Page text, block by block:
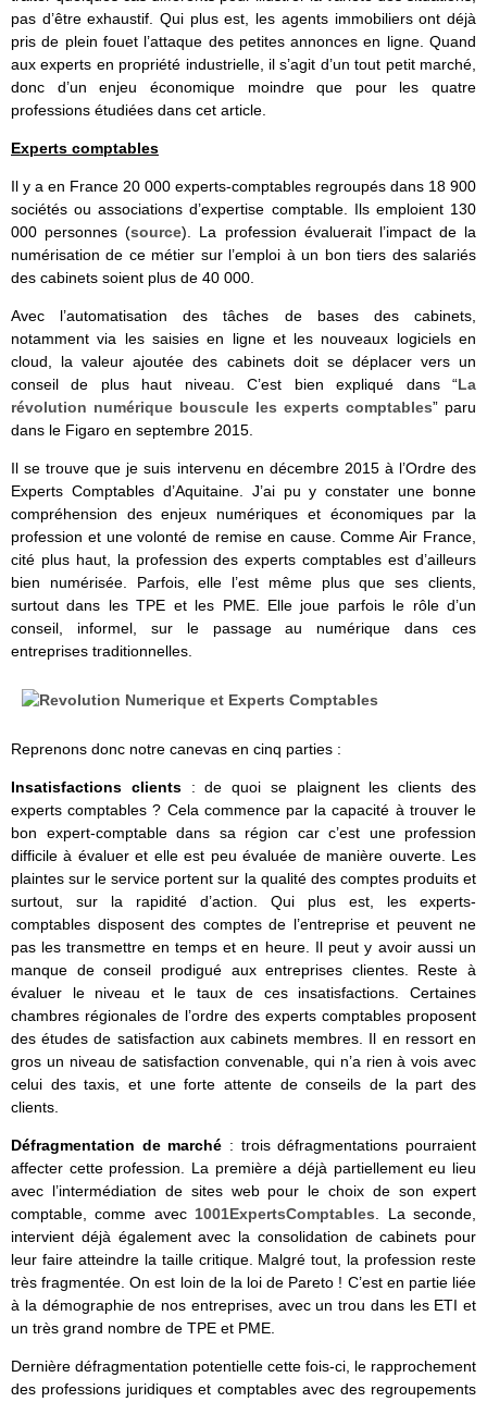
pas d’être exhaustif. Qui plus est, les agents immobiliers ont déjà
pris de plein fouet l’attaque des petites annonces en ligne. Quand
aux experts en propriété industrielle, il s’agit d’un tout petit marché,
donc d’un enjeu économique moindre que pour les quatre
professions étudiées dans cet article.
Experts comptables
Il y a en France 20 000 experts-comptables regroupés dans 18 900
sociétés ou associations d’expertise comptable. Ils emploient 130
000 personnes (source). La profession évaluerait l’impact de la
numérisation de ce métier sur l’emploi à un bon tiers des salariés
des cabinets soient plus de 40 000.
Avec l’automatisation des tâches de bases des cabinets,
notamment via les saisies en ligne et les nouveaux logiciels en
cloud, la valeur ajoutée des cabinets doit se déplacer vers un
conseil de plus haut niveau. C’est bien expliqué dans “La
révolution numérique bouscule les experts comptables” paru
dans le Figaro en septembre 2015.
Il se trouve que je suis intervenu en décembre 2015 à l’Ordre des
Experts Comptables d’Aquitaine. J’ai pu y constater une bonne
compréhension des enjeux numériques et économiques par la
profession et une volonté de remise en cause. Comme Air France,
cité plus haut, la profession des experts comptables est d’ailleurs
bien numérisée. Parfois, elle l’est même plus que ses clients,
surtout dans les TPE et les PME. Elle joue parfois le rôle d’un
conseil, informel, sur le passage au numérique dans ces
entreprises traditionnelles.
Reprenons donc notre canevas en cinq parties :
Insatisfactions clients : de quoi se plaignent les clients des
experts comptables ? Cela commence par la capacité à trouver le
bon expert-comptable dans sa région car c’est une profession
difficile à évaluer et elle est peu évaluée de manière ouverte. Les
plaintes sur le service portent sur la qualité des comptes produits et
surtout, sur la rapidité d’action. Qui plus est, les experts-
comptables disposent des comptes de l’entreprise et peuvent ne
pas les transmettre en temps et en heure. Il peut y avoir aussi un
manque de conseil prodigué aux entreprises clientes. Reste à
évaluer le niveau et le taux de ces insatisfactions. Certaines
chambres régionales de l’ordre des experts comptables proposent
des études de satisfaction aux cabinets membres. Il en ressort en
gros un niveau de satisfaction convenable, qui n’a rien à vois avec
celui des taxis, et une forte attente de conseils de la part des
clients.
Défragmentation de marché : trois défragmentations pourraient
affecter cette profession. La première a déjà partiellement eu lieu
avec l’intermédiation de sites web pour le choix de son expert
comptable, comme avec 1001ExpertsComptables . La seconde,
intervient déjà également avec la consolidation de cabinets pour
leur faire atteindre la taille critique. Malgré tout, la profession reste
très fragmentée. On est loin de la loi de Pareto ! C’est en partie liée
à la démographie de nos entreprises, avec un trou dans les ETI et
un très grand nombre de TPE et PME.
Dernière défragmentation potentielle cette fois-ci, le rapprochement
des professions juridiques et comptables avec des regroupements